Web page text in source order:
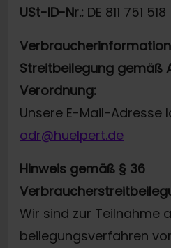
USt-ID-Nr.: DE 811 751 518
Streitbeilegung gemäß
Verordnung:
Unsere E-Mail-Adresse
odr@huelpert.de
Hinweis gemäß § 36
Wir sind zur Teilnahme
beilegungsverfahren